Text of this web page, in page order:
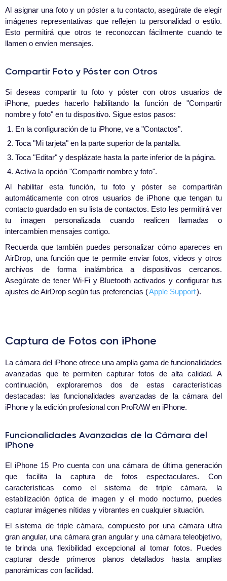
Al asignar una foto y un póster a tu contacto, asegúrate de elegir
imágenes representativas que reflejen tu personalidad o estilo.
Esto permitirá que otros te reconozcan fácilmente cuando te
llamen o envíen mensajes.
Compartir Foto y Póster con Otros
Si deseas compartir tu foto y póster con otros usuarios de
iPhone, puedes hacerlo habilitando la función de "Compartir
nombre y foto" en tu dispositivo. Sigue estos pasos:
En la configuración de tu iPhone, ve a "Contactos".
Toca "Mi tarjeta" en la parte superior de la pantalla.
Toca "Editar" y desplázate hasta la parte inferior de la página.
Activa la opción "Compartir nombre y foto".
Al habilitar esta función, tu foto y póster se compartirán
automáticamente con otros usuarios de iPhone que tengan tu
contacto guardado en su lista de contactos. Esto les permitirá ver
tu imagen personalizada cuando realicen llamadas o
intercambien mensajes contigo.
Recuerda que también puedes personalizar cómo apareces en
AirDrop, una función que te permite enviar fotos, videos y otros
archivos de forma inalámbrica a dispositivos cercanos.
Asegúrate de tener Wi-Fi y Bluetooth activados y configurar tus
ajustes de AirDrop según tus preferencias (Apple Support).
Captura de Fotos con iPhone
La cámara del iPhone ofrece una amplia gama de funcionalidades
avanzadas que te permiten capturar fotos de alta calidad. A
continuación, exploraremos dos de estas características
destacadas: las funcionalidades avanzadas de la cámara del
iPhone y la edición profesional con ProRAW en iPhone.
Funcionalidades Avanzadas de la Cámara del
iPhone
El iPhone 15 Pro cuenta con una cámara de última generación
que facilita la captura de fotos espectaculares. Con
características como el sistema de triple cámara, la
estabilización óptica de imagen y el modo nocturno, puedes
capturar imágenes nítidas y vibrantes en cualquier situación.
El sistema de triple cámara, compuesto por una cámara ultra
gran angular, una cámara gran angular y una cámara teleobjetivo,
te brinda una flexibilidad excepcional al tomar fotos. Puedes
capturar desde primeros planos detallados hasta amplias
panorámicas con facilidad.